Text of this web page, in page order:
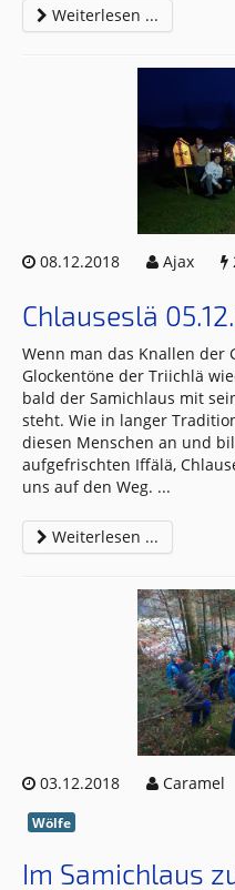
Weiterlesen ...
08.12.2018 Ajax
Chlauseslä
Wenn man das Knallen der
Glockentöne der Triichlä
bald der Samichlaus mit
steht. Wie in langer
diesen Menschen an und
aufgefrischten Iffälä,
uns auf den Weg. ...
Weiterlesen ...
03.12.2018 Caramel
Wölfe
Im Samichlaus